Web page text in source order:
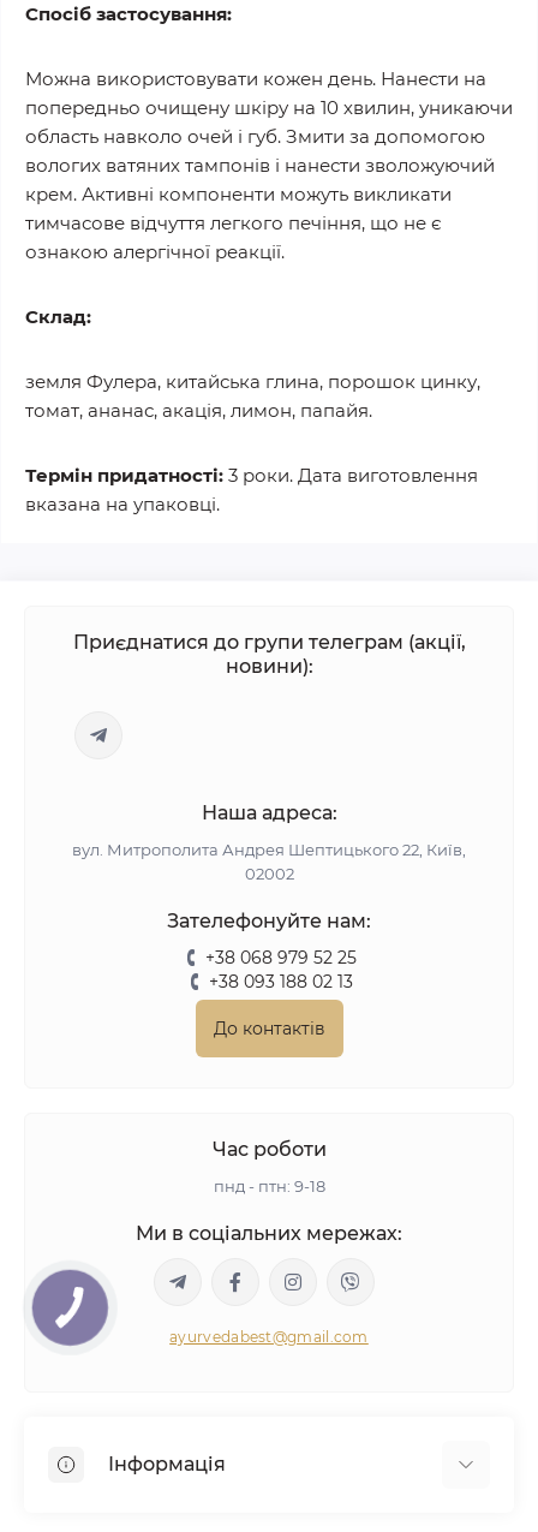
Спосіб застосування:
Можна використовувати кожен день. Нанести на
попередньо очищену шкіру на 10 хвилин, уникаючи
область навколо очей і губ. Змити за допомогою
вологих ватяних тампонів і нанести зволожуючий
крем. Активні компоненти можуть викликати
тимчасове відчуття легкого печіння, що не є
ознакою алергічної реакції.
Склад:
земля Фулера, китайська глина, порошок цинку,
томат, ананас, акація, лимон, папайя.
Термін придатності: 3 роки. Дата виготовлення
вказана на упаковці.
Приєднатися до групи телеграм (акції,
новини):
Наша адреса:
вул. Митрополита Андрея Шептицького 22, Київ,
02002
Зателефонуйте нам:
+38 068 979 52 25
+38 093 188 02 13
До контактів
Час роботи
пнд - птн: 9-18
Ми в соціальних мережах:
ayurvedabest@gmail.com
Інформація